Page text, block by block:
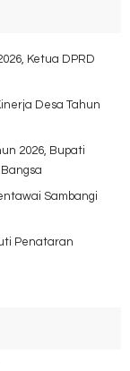
Ketua DPRD
Desa Tahun
2026, Bupati
Sambangi
Penataran